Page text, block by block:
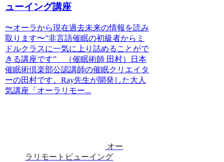
ューイング講座
〜オーラから現在過去未来の情報を読み
取ります〜”非言語催眠の初級者からミ
ドルクラスに一気に上り詰めることがで
きる講座です” （催眠術師 田村）日本
催眠術倶楽部公認講師の催眠クリエイタ
ーの田村です。Ray先生が開発した大人
気講座「オーラリモー...
オー
ラリモートビューイング